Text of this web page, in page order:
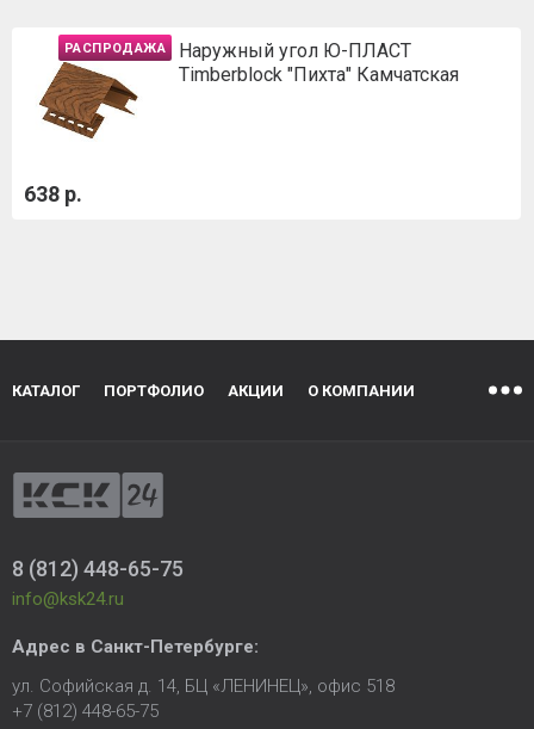
РАСПРОДАЖА
Наружный угол Ю-ПЛАСТ
Timberblock "Пихта" Камчатская
638 р.
КАТАЛОГ ПОРТФОЛИО АКЦИИ О КОМПАНИИ
8 (812) 448-65-75
info@ksk24.ru
Адрес в Санкт-Петербурге:
ул. Софийская д. 14, БЦ «ЛЕНИНЕЦ», офис 518
+7 (812) 448-65-75